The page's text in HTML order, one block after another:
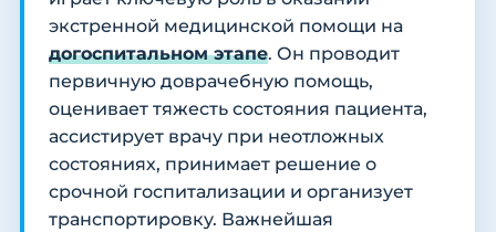
экстренной медицинской помощи на
догоспитальном этапе. Он проводит
первичную доврачебную помощь,
оценивает тяжесть состояния пациента,
ассистирует врачу при неотложных
состояниях, принимает решение о
срочной госпитализации и организует
транспортировку. Важнейшая